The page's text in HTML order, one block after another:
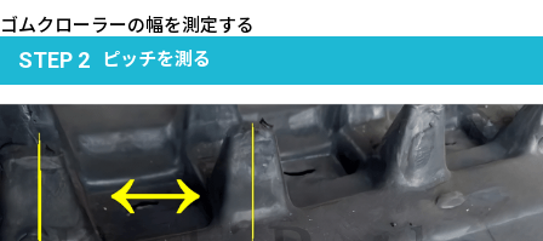
ゴムクローラーの幅を測定する
STEP 2 ピッチを測る